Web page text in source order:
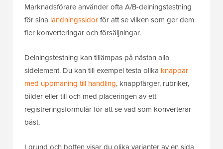
Marknadsförare använder ofta A/B-delningstestning
för sina landningssidorför att se vilken som ger dem
fler konverteringar och försäljningar.
Delningstestning kan tillämpas på nästan alla
sidelement. Du kan till exempel testa olika knappar
med uppmaning till handling, knappfärger, rubriker,
bilder eller till och med placeringen av ett
registreringsformulär för att se vad som konverterar
bäst.